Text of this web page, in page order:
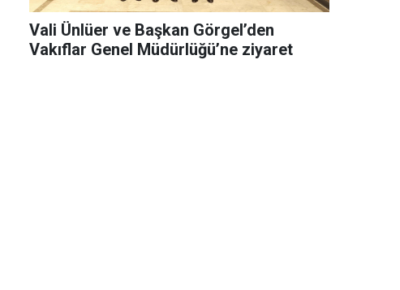
Vali Ünlüer ve Başkan Görgel’den
Vakıflar Genel Müdürlüğü’ne ziyaret